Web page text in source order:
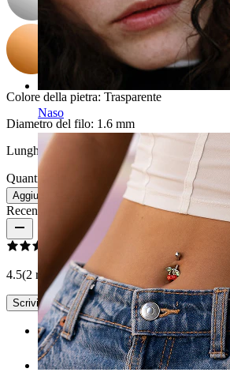
Naso
Colore della pietra: Trasparente
Diametro del filo: 1.6 mm
Lunghezza:
Quantità: 1
Aggiungi al carrello
Recensioni del prodotto
4.5(2 recensioni)
Scrivi una recensione
Rating